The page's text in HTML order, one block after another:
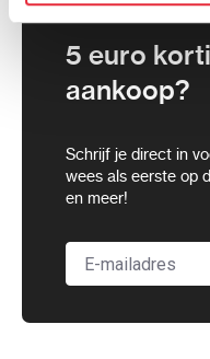
5 euro
aankoop?
Schrijf je direct in
wees als eerste op
en meer!